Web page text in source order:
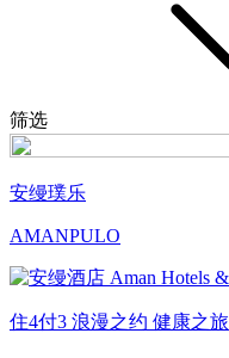
筛选
安缦璞乐
AMANPULO
住4付3 浪漫之约 健康之旅